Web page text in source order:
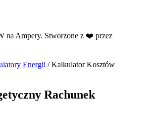
na Ampery. Stworzone z ❤️ przez
Energii /Kalkulator Kosztów
Rachunek